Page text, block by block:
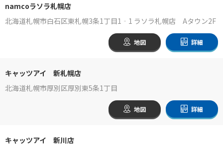
namcoラソラ札幌店
北海道札幌市白石区東札幌3条1丁目1‐1 ラソラ札幌店 Aタウン2F
地図 詳細
キャッツアイ 新札幌店
北海道札幌市厚別区厚別東5条1丁目
地図 詳細
キャッツアイ 新川店